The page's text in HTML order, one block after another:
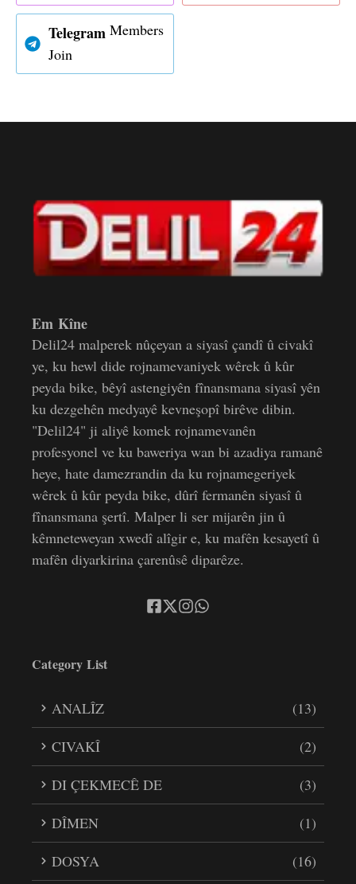
Telegram Members
Join
Em Kîne
Delil24 malperek nûçeyan a siyasî çandî û civakî
ye, ku hewl dide rojnamevaniyek wêrek û kûr
peyda bike, bêyî astengiyên fînansmana siyasî yên
ku dezgehên medyayê kevneşopî birêve dibin.
"Delil24" ji aliyê komek rojnamevanên
profesyonel ve ku baweriya wan bi azadiya ramanê
heye, hate damezrandin da ku rojnamegeriyek
wêrek û kûr peyda bike, dûrî fermanên siyasî û
fînansmana şertî. Malper li ser mijarên jin û
kêmneteweyan xwedî alîgir e, ku mafên kesayetî û
mafên diyarkirina çarenûsê diparêze.
Category List
ANALÎZ
(13)
CIVAKÎ
(2)
DI ÇEKMECÊ DE
(3)
DÎMEN
(1)
DOSYA
(16)